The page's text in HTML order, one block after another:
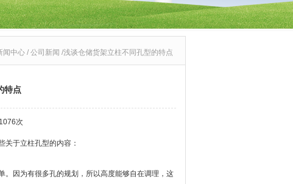
中心 / 公司新闻 /浅谈仓储货架立柱不同孔型的特点
特点
1076次
于立柱孔型的内容：
因为有很多孔的规划，所以高度能够自在调理，这